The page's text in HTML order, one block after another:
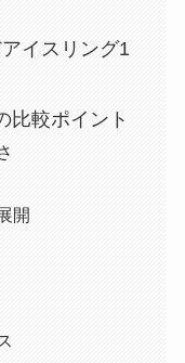
イスリング1
比較ポイント
開